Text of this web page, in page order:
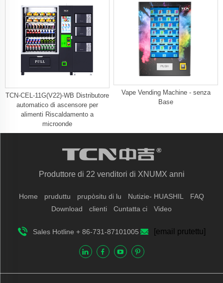
TCN-CEL-11G(V22)-WB Distributore
automatico di ascensore per
alimenti Riscaldamento a
microonde
Vape Vending Machine - senza
Base
Produttore di 22 venditori di XNUMX anni
Home pruduttu prupòsitu di lu Nutizie- HUASHIL
FAQ
Download
clienti Cuntatta ci Video
Sales Hotline + 86-731-87101005 [email prutettu]